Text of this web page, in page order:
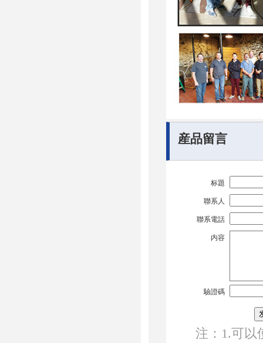
産品留言
标題
聯系人
聯系電話
内容
驗證碼
注：1.可以